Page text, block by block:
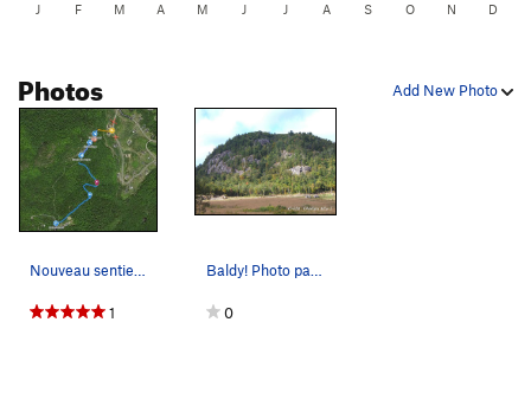
J F M A M J J A S O N D
Add New Photo
Photos
Nouveau sentier depuis juin 2019 - FQME - Sites"
1
Baldy! Photo par Ghislain Allard
0